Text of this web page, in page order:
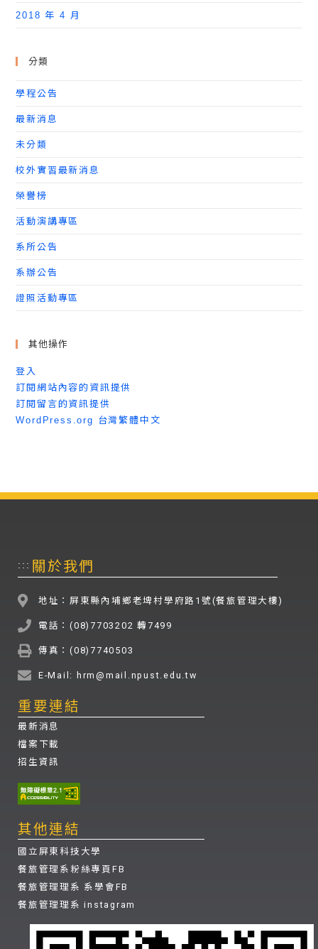
2018 年 4 月
分類
學程公告
最新消息
未分類
校外實習最新消息
榮譽榜
活動演講專區
系所公告
系辦公告
證照活動專區
其他操作
登入
訂閱網站內容的資訊提供
訂閱留言的資訊提供
WordPress.org 台灣繁體中文
::: 關於我們
地址：屏東縣內埔鄉老埤村學府路1號(餐旅管理大樓)
電話：(08)7703202 轉7499
傳真：(08)7740503
E-Mail: hrm@mail.npust.edu.tw
重要連結
最新消息
檔案下載
招生資訊
其他連結
國立屏東科技大學
餐旅管理系粉絲專頁FB
餐旅管理理系 系學會FB
餐旅管理理系 instagram